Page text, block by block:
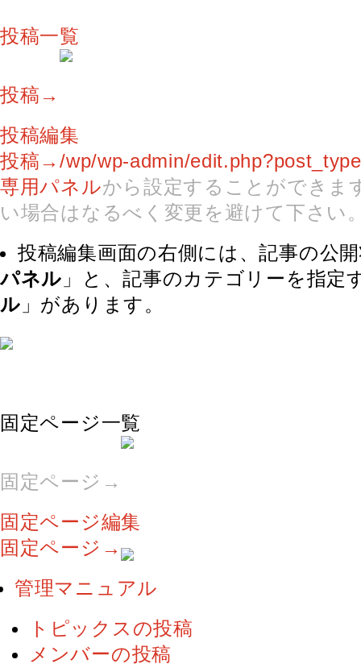
投稿一覧
投稿→
投稿編集
投稿→/wp/wp-admin/
専用パネルから設定することができま
い場合はなるべく変更を避けて下さい
投稿編集画面の右側には、記事の公
パネル 」と、記事のカテゴリーを指定
ル 」があります。
固定ページ一覧
固定ページ→
固定ページ編集
固定ページ→
管理マニュアル
トピックスの投稿
メンバーの投稿